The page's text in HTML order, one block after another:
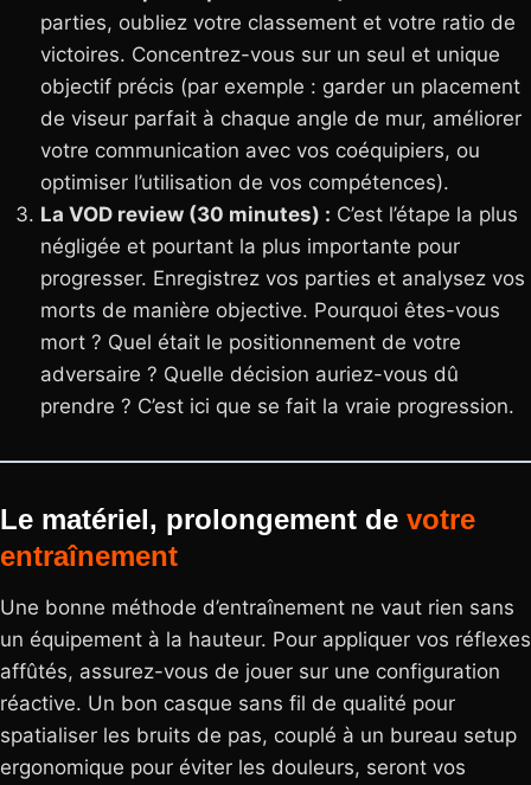
parties, oubliez votre classement et votre ratio de
victoires. Concentrez-vous sur un seul et unique
objectif précis (par exemple : garder un placement
de viseur parfait à chaque angle de mur, améliorer
votre communication avec vos coéquipiers, ou
optimiser l’utilisation de vos compétences).
La VOD review (30 minutes) : C’est l’étape la plus
négligée et pourtant la plus importante pour
progresser. Enregistrez vos parties et analysez vos
morts de manière objective. Pourquoi êtes-vous
mort ? Quel était le positionnement de votre
adversaire ? Quelle décision auriez-vous dû
prendre ? C’est ici que se fait la vraie progression.
Le matériel, prolongement de votre
entraînement
Une bonne méthode d’entraînement ne vaut rien sans
un équipement à la hauteur. Pour appliquer vos réflexes
affûtés, assurez-vous de jouer sur une configuration
réactive. Un bon casque sans fil de qualité pour
spatialiser les bruits de pas, couplé à un bureau setup
ergonomique pour éviter les douleurs, seront vos